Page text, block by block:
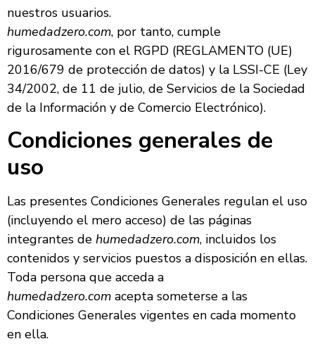
nuestros usuarios.
humedadzero.com, por tanto, cumple
rigurosamente con el RGPD (REGLAMENTO (UE)
2016/679 de protección de datos) y la LSSI-CE (Ley
34/2002, de 11 de julio, de Servicios de la Sociedad
de la Información y de Comercio Electrónico).
Condiciones generales de
uso
Las presentes Condiciones Generales regulan el uso
(incluyendo el mero acceso) de las páginas
integrantes de humedadzero.com, incluidos los
contenidos y servicios puestos a disposición en ellas.
Toda persona que acceda a
humedadzero.com acepta someterse a las
Condiciones Generales vigentes en cada momento
en ella.